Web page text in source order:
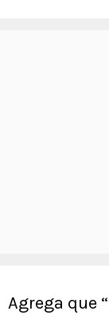
Agrega que “